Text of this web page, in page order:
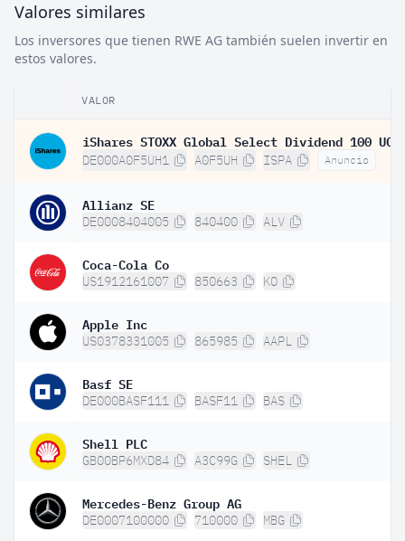
Valores similares
Los inversores que tienen RWE AG también suelen invertir en
estos valores.
VALOR
DE000A0F5UH1 A0F5UH ISPA Anuncio
Allianz SE
DE0008404005 840400 ALV
Coca-Cola Co
US1912161007 850663 KO
Apple Inc
US0378331005 865985 AAPL
Basf SE
DE000BASF111 BASF11 BAS
Shell PLC
GB00BP6MXD84 A3C99G SHEL
Mercedes-Benz Group AG
DE0007100000 710000 MBG